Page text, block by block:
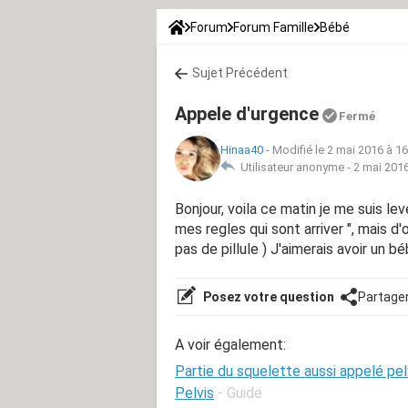
Forum Forum Famille Bébé
Sujet Précédent
Appele d'urgence Fermé
Hinaa40 - Modifié le 2 mai 2016 à
Utilisateur anonyme - 2 mai
Bonjour, voila ce matin je me suis
mes regles qui sont arriver ", mais
pas de pillule ) J'aimerais avoir un
Posez votre question
A voir également:
Partie du squelette aussi appelé
Pelvis - Guide